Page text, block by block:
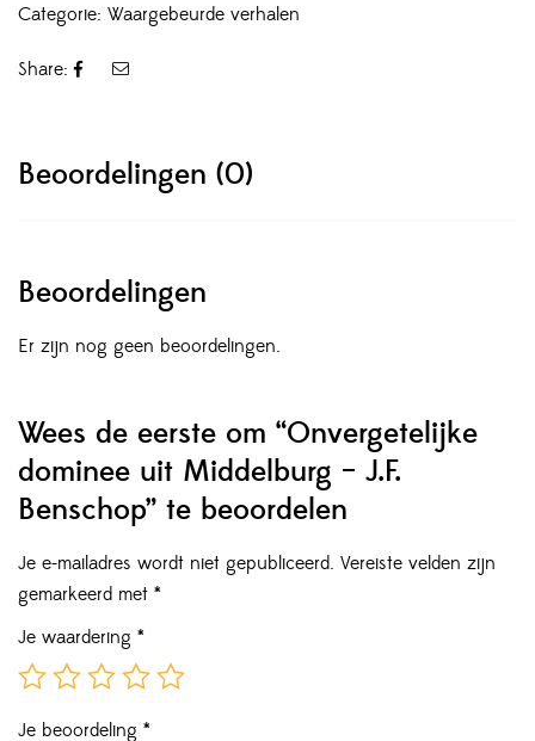
Categorie: Waargebeurde verhalen
Share:
Beoordelingen (0)
Beoordelingen
Er zijn nog geen beoordelingen.
Wees de eerste om “Onvergetelijke
dominee uit Middelburg – J.F.
Benschop” te beoordelen
Je e-mailadres wordt niet gepubliceerd. Vereiste velden zijn
gemarkeerd met *
Je waardering *
Je beoordeling *